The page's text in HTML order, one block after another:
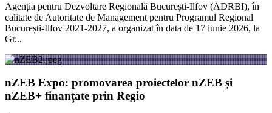
Agenția pentru Dezvoltare Regională București-Ilfov (ADRBI), în
calitate de Autoritate de Management pentru Programul Regional
București-Ilfov 2021-2027, a organizat în data de 17 iunie 2026, la
Gr...
nZEB Expo: promovarea proiectelor nZEB și
nZEB+ finanțate prin Regio